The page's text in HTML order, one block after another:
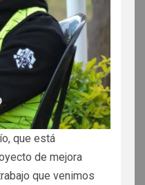
que está
de mejora
que venimos